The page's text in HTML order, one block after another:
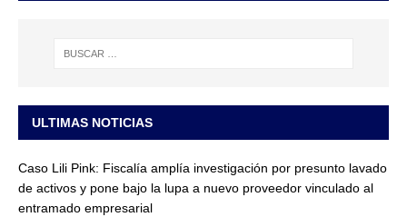
ULTIMAS NOTICIAS
Caso Lili Pink: Fiscalía amplía investigación por presunto lavado
de activos y pone bajo la lupa a nuevo proveedor vinculado al
entramado empresarial